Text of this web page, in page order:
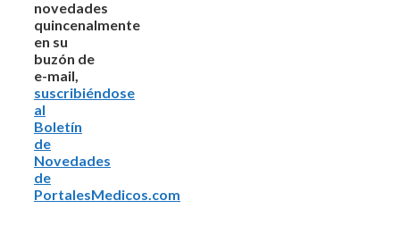
novedades
quincenalmente
en su
buzón de
e-mail,
suscribiéndose
al
Boletín
de
Novedades
de
PortalesMedicos.com